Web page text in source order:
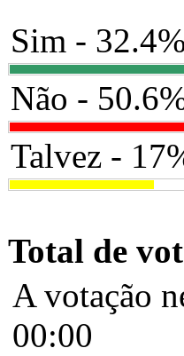
Sim -
Não -
Talvez -
Total de
A votação
00:00